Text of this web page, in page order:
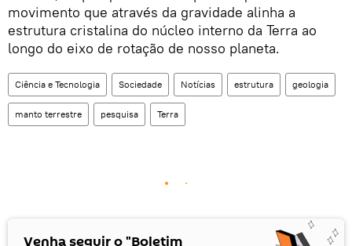
movimento que através da gravidade alinha a
estrutura cristalina do núcleo interno da Terra ao
longo do eixo de rotação de nosso planeta.
Ciência e Tecnologia Sociedade Notícias estrutura geologia
manto terrestre pesquisa Terra
Venha seguir o "Boletim